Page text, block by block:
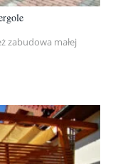
zabudowa małej